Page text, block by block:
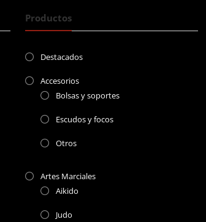
Productos
Destacados
Accesorios
Bolsas y soportes
Escudos y focos
Otros
Artes Marciales
Aikido
Judo